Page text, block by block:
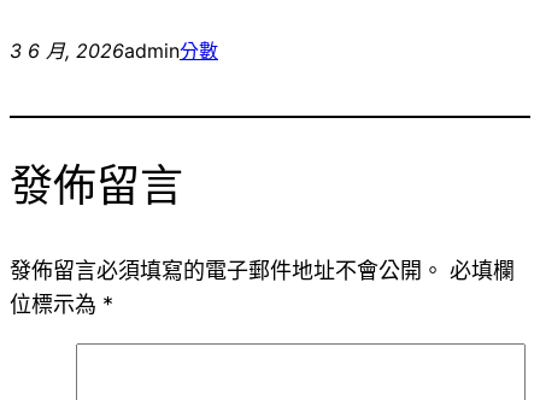
3 6 月, 2026admin分數
發佈留言
發佈留言必須填寫的電子郵件地址不會公開。 必填欄
位標示為 *